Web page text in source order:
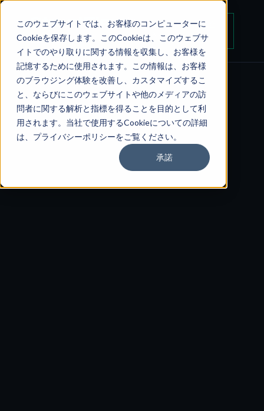
このウェブサイトでは、お客様のコンピューターに
Cookieを保存します。このCookieは、このウェブサ
イトでのやり取りに関する情報を収集し、お客様を
記憶するために使用されます。この情報は、お客様
のブラウジング体験を改善し、カスタマイズするこ
と、ならびにこのウェブサイトや他のメディアの訪
問者に関する解析と指標を得ることを目的として利
用されます。当社で使用するCookieについての詳細
は、プライバシーポリシーをご覧ください。
承諾
StructFlowby
LDX hub
J
お問い合
わせ